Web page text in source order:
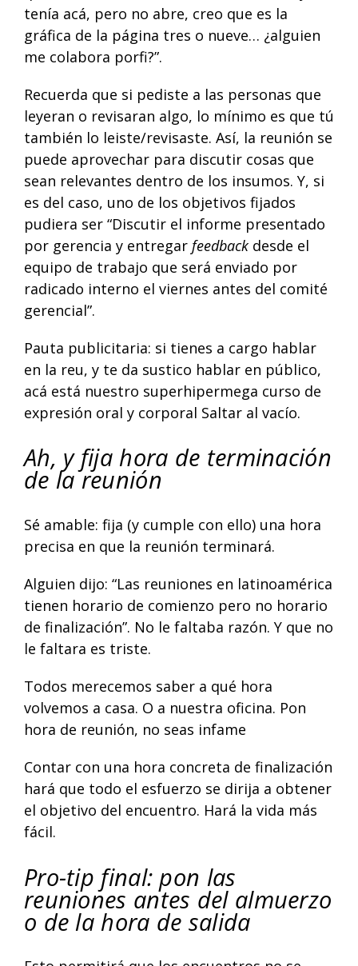
tenía acá, pero no abre, creo que es la
gráfica de la página tres o nueve… ¿alguien
me colabora porfi?”.
Recuerda que si pediste a las personas que
leyeran o revisaran algo, lo mínimo es que tú
también lo leiste/revisaste. Así, la reunión se
puede aprovechar para discutir cosas que
sean relevantes dentro de los insumos. Y, si
es del caso, uno de los objetivos fijados
pudiera ser “Discutir el informe presentado
por gerencia y entregar feedback desde el
equipo de trabajo que será enviado por
radicado interno el viernes antes del comité
gerencial”.
Pauta publicitaria: si tienes a cargo hablar
en la reu, y te da sustico hablar en público,
acá está nuestro superhipermega curso de
expresión oral y corporal Saltar al vacío.
Ah, y fija hora de terminación
de la reunión
Sé amable: fija (y cumple con ello) una hora
precisa en que la reunión terminará.
Alguien dijo: “Las reuniones en latinoamérica
tienen horario de comienzo pero no horario
de finalización”. No le faltaba razón. Y que no
le faltara es triste.
Todos merecemos saber a qué hora
volvemos a casa. O a nuestra oficina. Pon
hora de reunión, no seas infame
Contar con una hora concreta de finalización
hará que todo el esfuerzo se dirija a obtener
el objetivo del encuentro. Hará la vida más
fácil.
Pro-tip final: pon las
reuniones antes del almuerzo
o de la hora de salida